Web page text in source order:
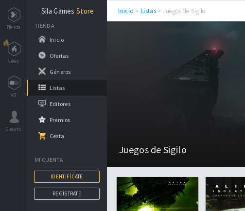
Tienda
News
VR
Cuenta
Sila GamesStore
TIENDA
Inicio
Ofertas
Géneros
Listas
Editores
Premios
Cesta
MI CUENTA
IDENTIFÍCATE
REGÍSTRATE
Inicio >Listas> Juegos de Sigilo
Juegos de Sigilo